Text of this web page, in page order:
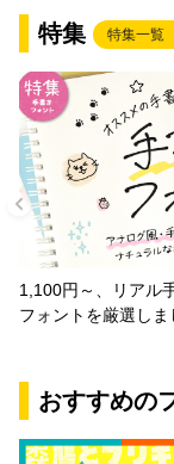
特集 特集一覧
1,100円～、リアル
フォントを厳選しま
おすすめの